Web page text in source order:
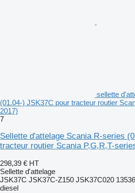
sellette
(01.04-) JSK37C pour tracteur routier
2017)
7
Sellette d'attelage Scania R-series
tracteur routier Scania P,G,R,T-
298,39 € HT
Sellette d'attelage
JSK37C JSK37C-Z150 JSK37C020
diesel